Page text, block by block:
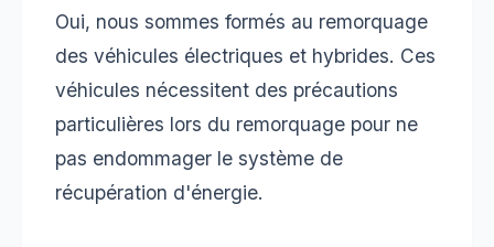
Oui, nous sommes formés au remorquage
des véhicules électriques et hybrides. Ces
véhicules nécessitent des précautions
particulières lors du remorquage pour ne
pas endommager le système de
récupération d'énergie.